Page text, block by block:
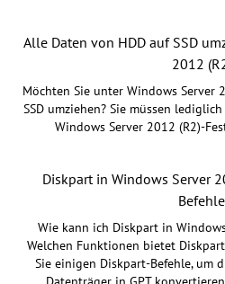
Alle Daten von HDD auf SSD
2012
Möchten Sie unter Windows Server
SSD umziehen? Sie müssen
Windows Server 2012 (R2)-
Diskpart in Windows Server
Befehle
Wie kann ich Diskpart in
Welchen Funktionen bietet
Sie einigen Diskpart-Befehle, um